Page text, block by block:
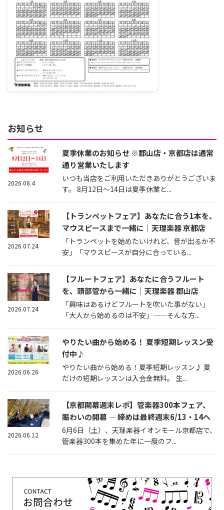
お知らせ
夏季休業のお知らせ ※郡山店・京都店は通常
通り営業いたします
いつも当店をご利用いただきありがとうございま
す。 8月12日～14日は夏季休業と...
2026.08.4
【トランペットフェア】あなたに合う1本を、
マウスピースまで一緒に｜天理楽器 京都店
「トランペットを始めたいけれど、音が出るか不
安」「マウスピースが自分に合っている...
2026.07.24
【フルートフェア】あなたに合うフルート
を、頭部管から一緒に｜天理楽器 郡山店
「興味はあるけどフルートを吹いた事がない」
「大人から始めるのは不安」——そんな方...
2026.07.24
やりたい曲から始める！ 夏季短期レッスン受
付中♪
やりたい曲から始める！夏季短期レッスン♪ 夏
だけの短期レッスンは入会金無料。 生...
2026.06.26
【京都開幕週末レポ】管楽器300本フェア、
賑わいの開幕 — 締めは最終週末6/13・14へ
6月6日（土）、天理楽器イオンモール京都店で、
管楽器300本を集めた年に一度のフ...
2026.06.12